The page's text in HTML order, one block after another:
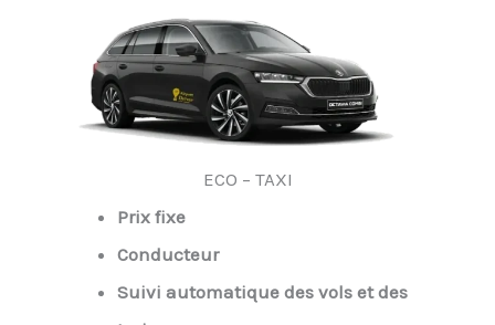
ECO – TAXI
Prix fixe
Conducteur
Suivi automatique des vols et des